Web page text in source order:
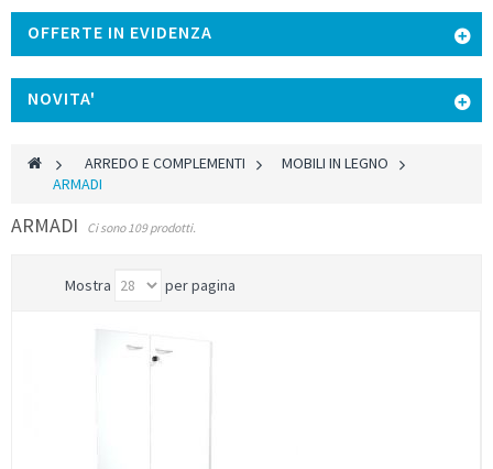
OFFERTE IN EVIDENZA
NOVITA'
> ARREDO E COMPLEMENTI >
MOBILI IN LEGNO
ARMADI
ARMADI Ci sono 109 prodotti.
Mostra per pagina